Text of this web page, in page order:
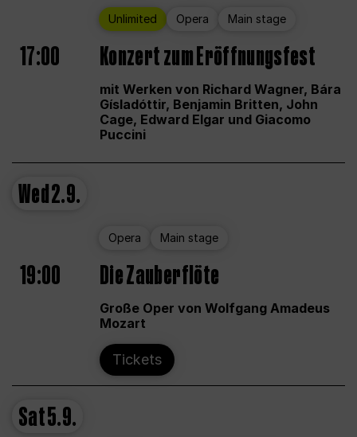
Unlimited Opera Main stage
17:00 Konzert zum Eröffnungsfest
mit Werken von Richard Wagner, Bára
Gísladóttir, Benjamin Britten, John
Cage, Edward Elgar und Giacomo
Puccini
Wed2.9.
Opera Main stage
19:00 Die Zauberflöte
Große Oper von Wolfgang Amadeus
Mozart
Tickets
Sat5.9.